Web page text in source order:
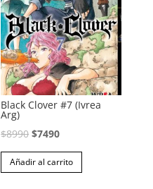
Black Clover #7 (Ivrea
Arg)
$8990 El
precio
original
$7490El
precio
actual
Añadir al carrito